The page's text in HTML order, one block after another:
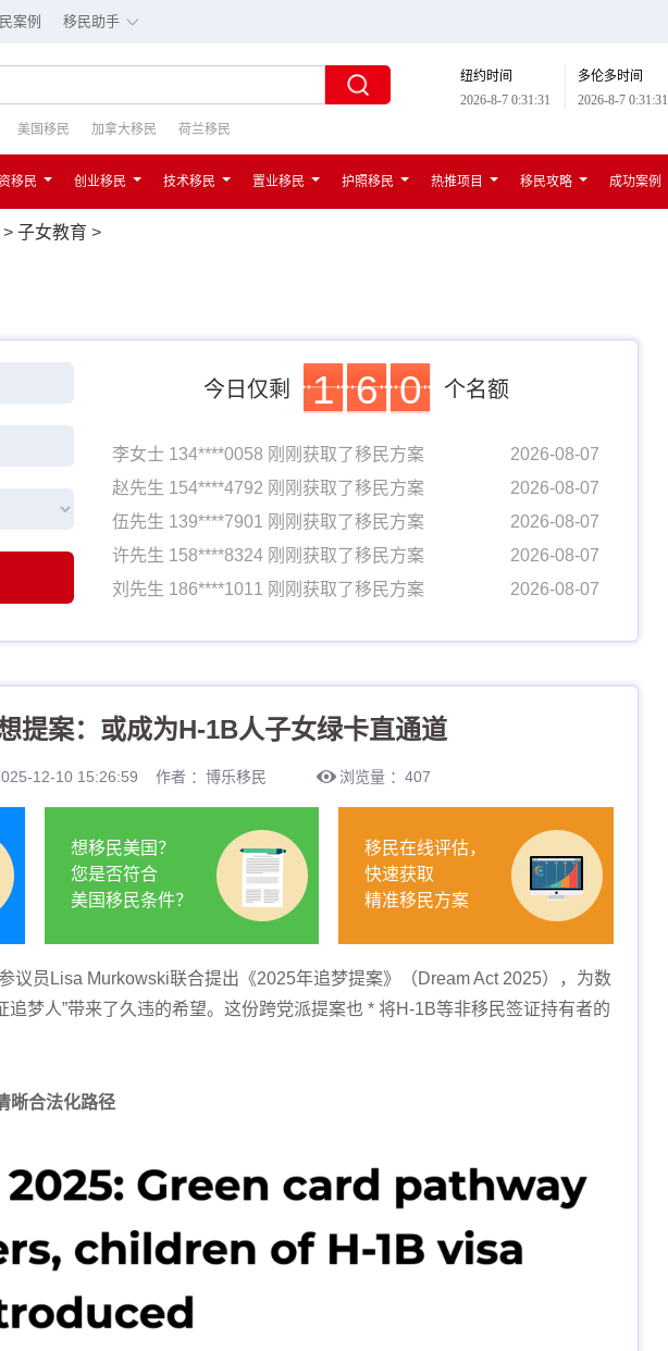
案例 移民助手 ∟
纽约时间
2026-8-7 0:31:32
多伦多时间
2026-8-7 0:31:32
美国移民 加拿大移民 荷兰移民
移民 创业移民 技术移民 置业移民 护照移民 热推项目 移民攻略 成功案例
> 子女教育 >
今日仅剩 1 6 0 个名额
李女士 134****0058 刚刚获取了移民方案
2026-08-07
赵先生 154****4792 刚刚获取了移民方案
2026-08-07
伍先生 139****7901 刚刚获取了移民方案
2026-08-07
许先生 158****8324 刚刚获取了移民方案
2026-08-07
刘先生 186****1011 刚刚获取了移民方案
2026-08-07
李女士 134****0058 刚刚获取了移民方案
2026-08-07
赵先生 154****4792 刚刚获取了移民方案
姚先生 133****4489 刚刚获取了移民方案
2026-08-07
张先生 170****7716 刚刚获取了移民方案
2026-08-07
提案：或成为H-1B人子女绿卡直通道
12-10 15:26:59 作者 ：博乐移民 浏览量 ：407
想移民美国？
您是否符合
美国移民条件？
移民在线评估，
快速获取
精准移民方案
议员Lisa Murkowski联合提出《2025年追梦提案》（Dream Act 2025），为数
追梦人”带来了久违的希望。这份跨党派提案也 * 将H-1B等非移民签证持有者的
晰合法化路径